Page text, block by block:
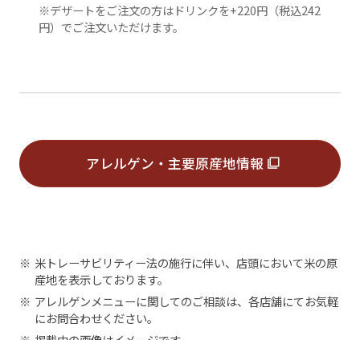
※デザートをご注文の方はドリンクを+220円（税込242
円）でご注文いただけます。
アレルゲン・主要原産地情報
※ 米トレーサビリティー法の施行に伴い、店頭において米の原
産地を表示しております。
※ アレルゲンメニューに関してのご相談は、各店舗にてお気軽
にお問合わせください。